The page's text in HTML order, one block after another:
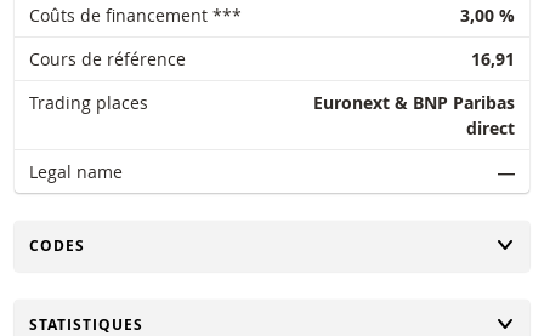
Coûts de financement ***
3,00 %
Cours de référence
16,91
Trading places
Euronext & BNP Paribas
direct
Legal name
―
CHANGER
CODES
CHANGER
STATISTIQUES